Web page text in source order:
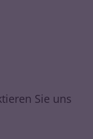
Sie uns